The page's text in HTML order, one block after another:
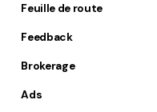
Feuille de route
Feedback
Brokerage
Ads